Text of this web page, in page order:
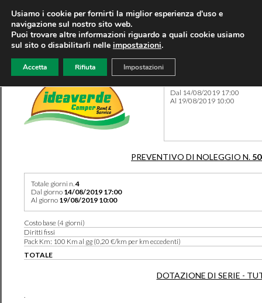
Dal 14/08/2019 17:00
Al 19/08/2019 10:00
PREVENTIVO DI NOLEGGIO N.
Totale giorni n.4
Dal giorno 14/08/2019 17:00
Al giorno 19/08/2019 10:00
Costo base (4 giorni)
Diritti fissi
Pack Km: 100 Km al gg (0,20 €/km per km eccedenti)
TOTALE
DOTAZIONE DI SERIE -
.
Usiamo i cookie per fornirti la miglior esperienza d'uso e
navigazione sul nostro sito web.
Puoi trovare altre informazioni riguardo a quali cookie usiamo
sul sito o disabilitarli nelle impostazioni.
Accetta Rifiuta Impostazioni